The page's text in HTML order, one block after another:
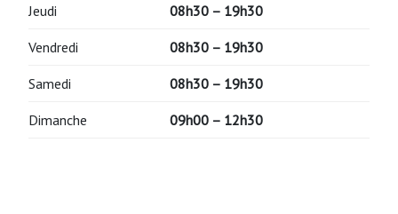
Jeudi 08h30 – 19h30
Vendredi 08h30 – 19h30
Samedi 08h30 – 19h30
Dimanche 09h00 – 12h30